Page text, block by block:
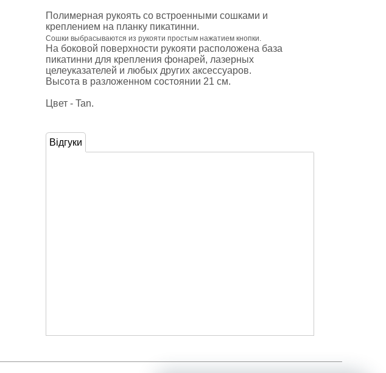
Полимерная рукоять со встроенными сошками и
креплением на планку пикатинни.
Сошки выбрасываются из рукояти простым нажатием кнопки.
На боковой поверхности рукояти расположена база
пикатинни для крепления фонарей, лазерных
целеуказателей и любых других аксессуаров.
Высота в разложенном состоянии 21 см.
Цвет - Tan.
Відгуки